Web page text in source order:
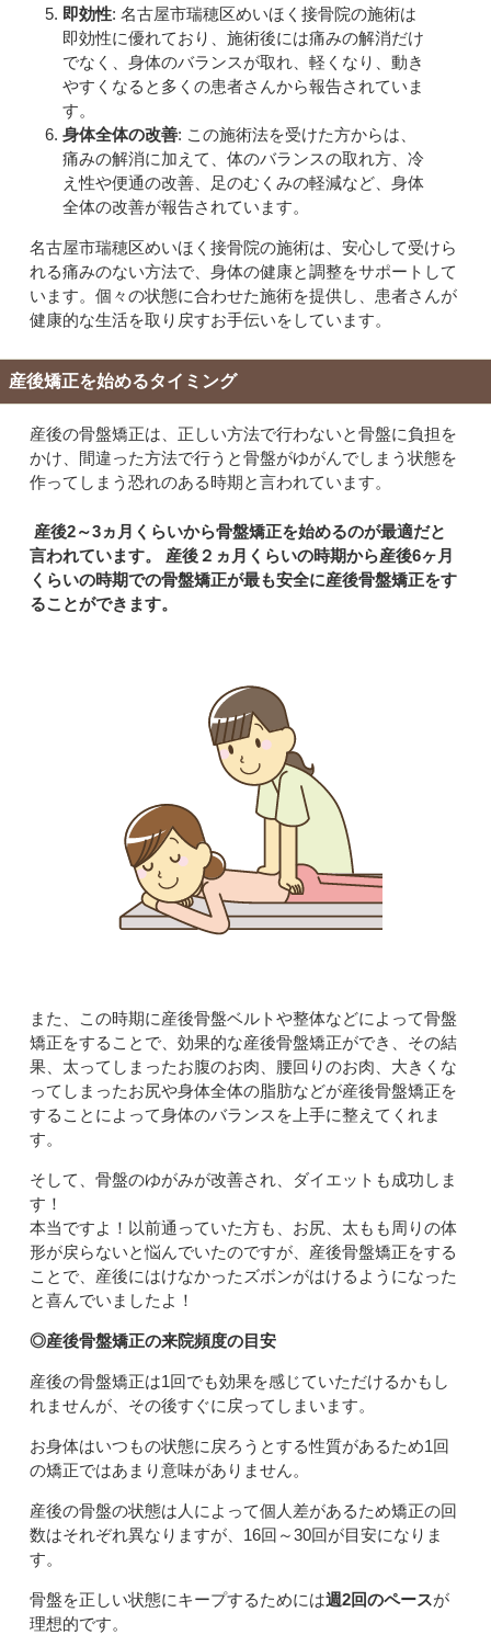
即効性: 名古屋市瑞穂区めいほく接骨院の施術は
即効性に優れており、施術後には痛みの解消だけ
でなく、身体のバランスが取れ、軽くなり、動き
やすくなると多くの患者さんから報告されていま
す。
身体全体の改善: この施術法を受けた方からは、
痛みの解消に加えて、体のバランスの取れ方、冷
え性や便通の改善、足のむくみの軽減など、身体
全体の改善が報告されています。
名古屋市瑞穂区めいほく接骨院の施術は、安心して受けら
れる痛みのない方法で、身体の健康と調整をサポートして
います。個々の状態に合わせた施術を提供し、患者さんが
健康的な生活を取り戻すお手伝いをしています。
産後矯正を始めるタイミング
産後の骨盤矯正は、正しい方法で行わないと骨盤に負担を
かけ、間違った方法で行うと骨盤がゆがんでしまう状態を
作ってしまう恐れのある時期と言われています。
産後2～3ヵ月くらいから骨盤矯正を始めるのが最適だと
言われています。 産後２ヵ月くらいの時期から産後6ヶ月
くらいの時期での骨盤矯正が最も安全に産後骨盤矯正をす
ることができます。
また、この時期に産後骨盤ベルトや整体などによって骨盤
矯正をすることで、効果的な産後骨盤矯正ができ、その結
果、太ってしまったお腹のお肉、腰回りのお肉、大きくな
ってしまったお尻や身体全体の脂肪などが産後骨盤矯正を
することによって身体のバランスを上手に整えてくれま
す。
そして、骨盤のゆがみが改善され、ダイエットも成功しま
す！
本当ですよ！以前通っていた方も、お尻、太もも周りの体
形が戻らないと悩んでいたのですが、産後骨盤矯正をする
ことで、産後にはけなかったズボンがはけるようになった
と喜んでいましたよ！
◎産後骨盤矯正の来院頻度の目安
産後の骨盤矯正は1回でも効果を感じていただけるかもし
れませんが、その後すぐに戻ってしまいます。
お身体はいつもの状態に戻ろうとする性質があるため1回
の矯正ではあまり意味がありません。
産後の骨盤の状態は人によって個人差があるため矯正の回
数はそれぞれ異なりますが、16回～30回が目安になりま
す。
骨盤を正しい状態にキープするためには週2回のペースが
理想的です。